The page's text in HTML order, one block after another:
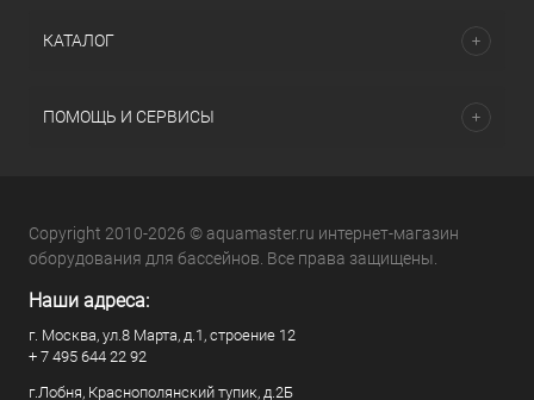
КАТАЛОГ
ПОМОЩЬ И СЕРВИСЫ
Copyright 2010-2026 © aquamaster.ru интернет-магазин
оборудования для бассейнов. Все права защищены.
Наши адреса:
г. Москва, ул.8 Марта, д.1, строение 12
+ 7 495 644 22 92
г.Лобня, Краснополянский тупик, д.2Б